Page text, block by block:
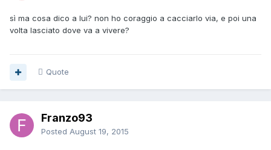
sì ma cosa dico a lui? non ho coraggio a cacciarlo via, e poi una
volta lasciato dove va a vivere?
Quote
Franzo93
Posted August 19, 2015